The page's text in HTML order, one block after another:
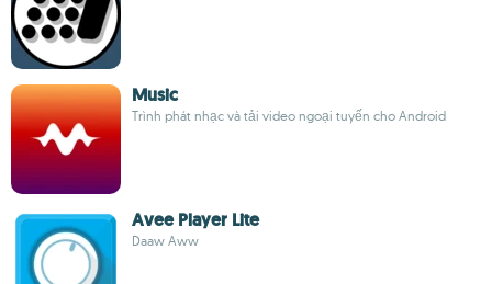
Music
Trình phát nhạc và tải video ngoại tuyến cho Android
Avee Player Lite
Daaw Aww